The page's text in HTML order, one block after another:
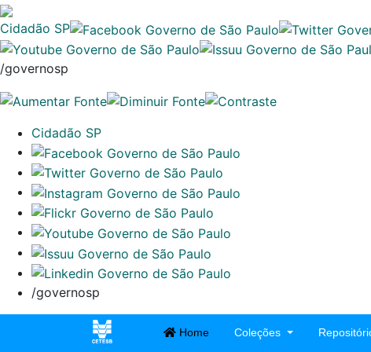
Cidadão SP
/governosp
Cidadão SP
/governosp
Home Coleções